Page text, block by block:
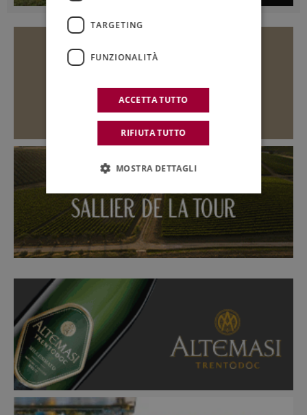
TARGETING
FUNZIONALITÀ
ACCETTA TUTTO
RIFIUTA TUTTO
MOSTRA DETTAGLI